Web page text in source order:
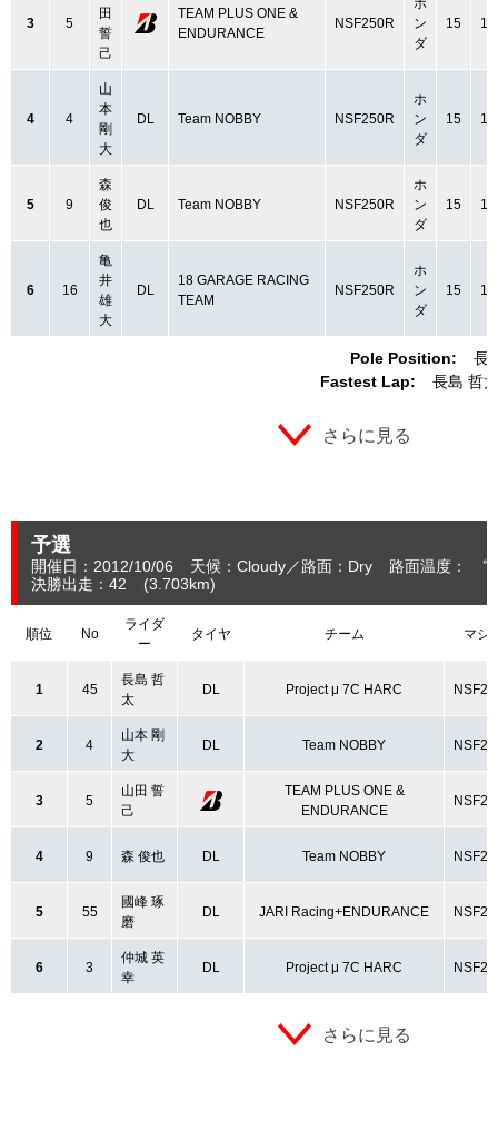
Pole Position:
長
Fastest Lap:
長島 哲太
3 5
田
誓
己
TEAM PLUS ONE &
ENDURANCE
NSF250R
ホ
ン
ダ
15
4 4
山
本
剛
大
DL Team NOBBY NSF250R
ホ
ン
ダ
15
5 9
森
俊
也
DL Team NOBBY NSF250R
ホ
ン
ダ
15
6 16
亀
井
雄
大
DL
18 GARAGE RACING
TEAM
NSF250R
ホ
ン
ダ
15
さらに見る
予選
開催日：2012/10/06 天候：Cloudy 路面：Dry
路面温度：
決勝出走：42
(3.703km)
順位 No
ライダ
ー
タイヤ チーム マシ
1 45
長島 哲
太
DL Project μ 7C HARC
2 4
山本 剛
大
DL Team NOBBY
3 5
山田 誓
己
TEAM PLUS ONE &
ENDURANCE
4 9 森 俊也 DL Team NOBBY
5 55
國峰 琢
磨
DL JARI Racing+ENDURANCE
6 3
仲城 英
幸
DL Project μ 7C HARC
さらに見る